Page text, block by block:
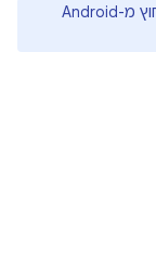
המצב הזה רלוונטי לכל גורמי הצורה חוץ מ-Android